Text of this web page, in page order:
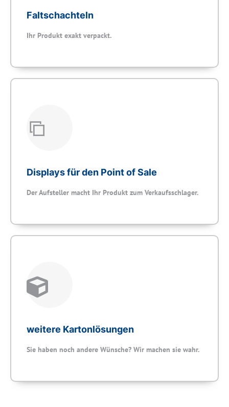
Faltschachteln
Ihr Produkt exakt verpackt.
Displays für den Point of Sale
Der Aufsteller macht Ihr Produkt zum Verkaufsschlager.
weitere Kartonlösungen
Sie haben noch andere Wünsche? Wir machen sie wahr.